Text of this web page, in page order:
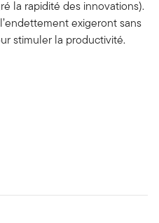
la rapidité des innovations).
exigeront sans
stimuler la productivité.